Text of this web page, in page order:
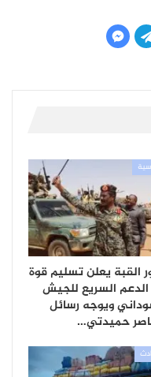
القبة يعلن تسليم قوة
السريع للجيش
ويوجه رسائل
حميدتي…